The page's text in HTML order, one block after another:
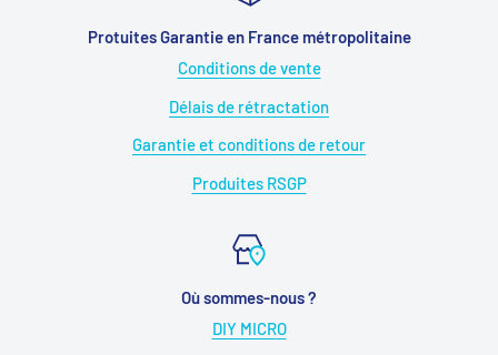
Protuites Garantie en France métropolitaine
Conditions de vente
Délais de rétractation
Garantie et conditions de retour
Produites RSGP
Où sommes-nous ?
DIY MICRO